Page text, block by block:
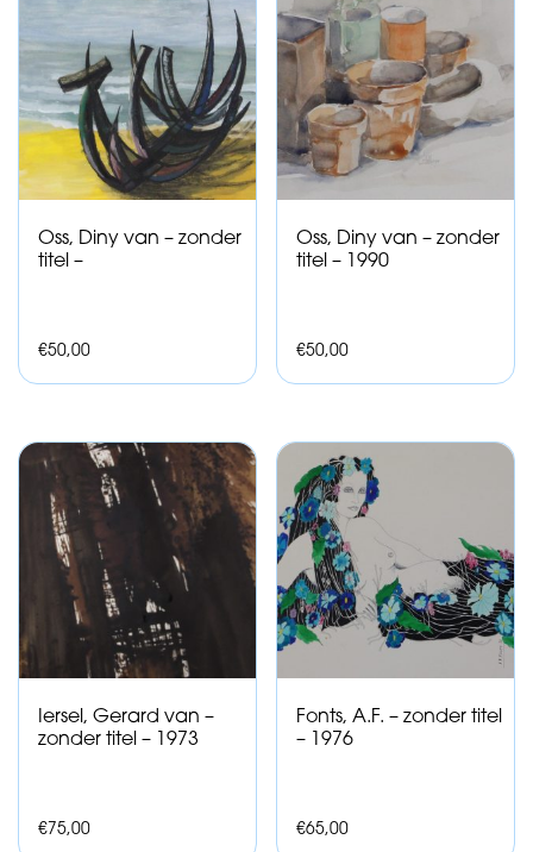
Oss, Diny van – zonder
titel –
€50,00
Oss, Diny van – zonder
titel – 1990
€50,00
Iersel, Gerard van –
zonder titel – 1973
€75,00
Fonts, A.F. – zonder titel
– 1976
€65,00